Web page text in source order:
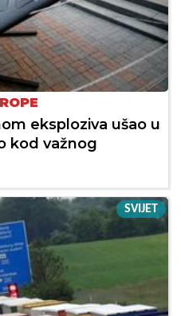
eksploziva ušao u
kod važnog
SVIJET